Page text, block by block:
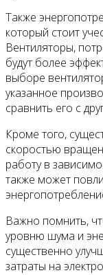
Также
который стоит
Вентиляторы,
будут более
выборе
указанное
сравнить его с
Кроме того,
скоростью
работу в
также может
Важно помнить,
уровню шума и
существенно
затраты на